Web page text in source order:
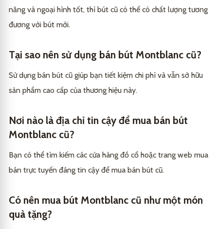
năng và ngoại hình tốt, thì bút cũ có thể có chất lượng tương
đương với bút mới.
Tại sao nên sử dụng bán bút Montblanc cũ?
Sử dụng bán bút cũ giúp bạn tiết kiệm chi phí và vẫn sở hữu
sản phẩm cao cấp của thương hiệu này.
Nơi nào là địa chỉ tin cậy để mua bán bút
Montblanc cũ?
Bạn có thể tìm kiếm các cửa hàng đồ cổ hoặc trang web mua
bán trực tuyến đáng tin cậy để mua bán bút cũ.
Có nên mua bút Montblanc cũ như một món
quà tặng?